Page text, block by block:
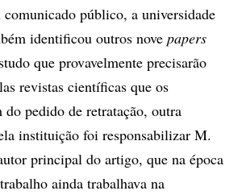
público, a universidade
identificou outros nove papers
que provavelmente precisarão
revistas científicas que os
pedido de retratação, outra
instituição foi responsabilizar M.
principal do artigo, que na época
ainda trabalhava na